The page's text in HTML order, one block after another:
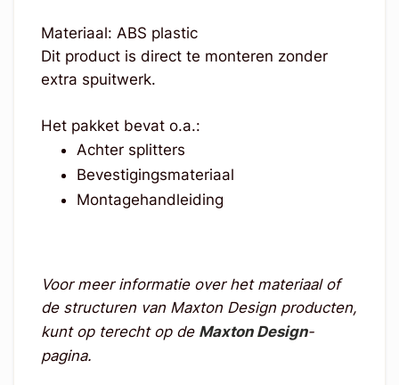
Materiaal: ABS plastic
Dit product is direct te monteren zonder
extra spuitwerk.
Het pakket bevat o.a.:
Achter splitters
Bevestigingsmateriaal
Montagehandleiding
Voor meer informatie over het materiaal of
de structuren van Maxton Design producten,
kunt op terecht op de Maxton Design-
pagina.